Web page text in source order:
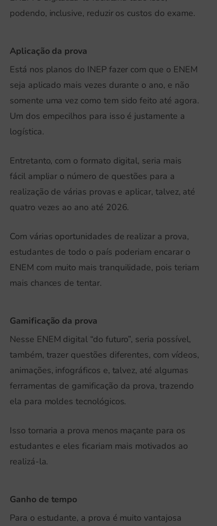
podendo, inclusive, reduzir os custos do exame.
Aplicação da prova
Está nos planos do INEP fazer com que o ENEM
seja aplicado mais vezes durante o ano, e não
somente uma vez como tem sido feito até agora.
Um dos empecilhos para isso é justamente a
logística.
Entretanto, com o formato digital, seria mais
fácil ampliar o número de questões para a
realização de várias provas e aplicar, talvez, até
quatro vezes ao ano até 2026.
Com várias oportunidades de realizar a prova,
estudantes de todo o país poderiam encarar o
ENEM com muito mais tranquilidade, pois teriam
mais chances de tentar.
Gamificação da prova
Nesse ENEM digital “do futuro”, seria possível,
também, trazer questões diferentes, com vídeos,
animações, infográficos e, talvez, até algumas
ferramentas de gamificação da prova, trazendo
ela para moldes tecnológicos.
Isso tornaria a prova menos maçante para os
estudantes e eles ficariam mais motivados ao
realizá-la.
Ganho de tempo
Para o estudante, a prova é muito vantajosa